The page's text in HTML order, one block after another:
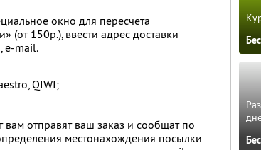
окно для пересчета
(от 150р.), ввести адрес доставки
e-mail.
QIWI;
вам отправят ваш заказ и сообщат по
местонахождения посылки